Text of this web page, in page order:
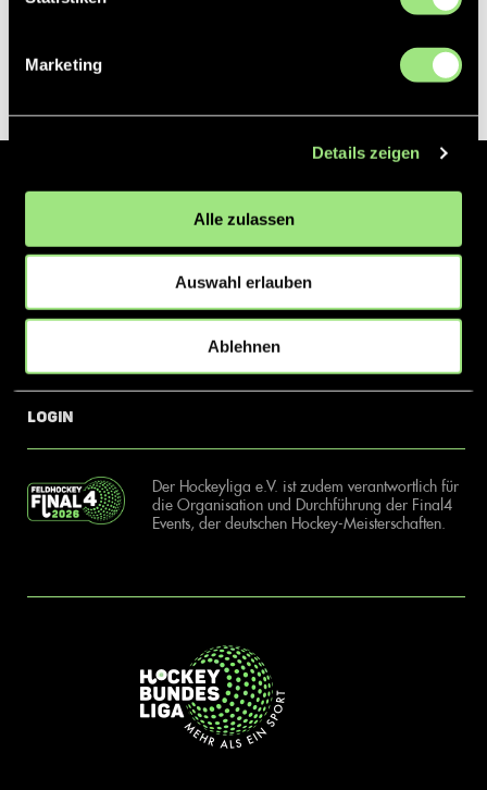
Marketing
Details zeigen
Alle zulassen
Auswahl erlauben
Ablehnen
Der Hockeyliga e.V. ist verantwortlich für die Organisation und
der Halle. Insgesamt sind über 60 Vereine unter dem Dach der
Hockeyliga organisiert, sowohl im Herren als auch im Damen
News
Login
Kontakt
Der Hockeyliga e.V. ist zudem verantwortlich für
die Organisation und Durchführung der Final4
Events, der deutschen Hockey-Meisterschaften.